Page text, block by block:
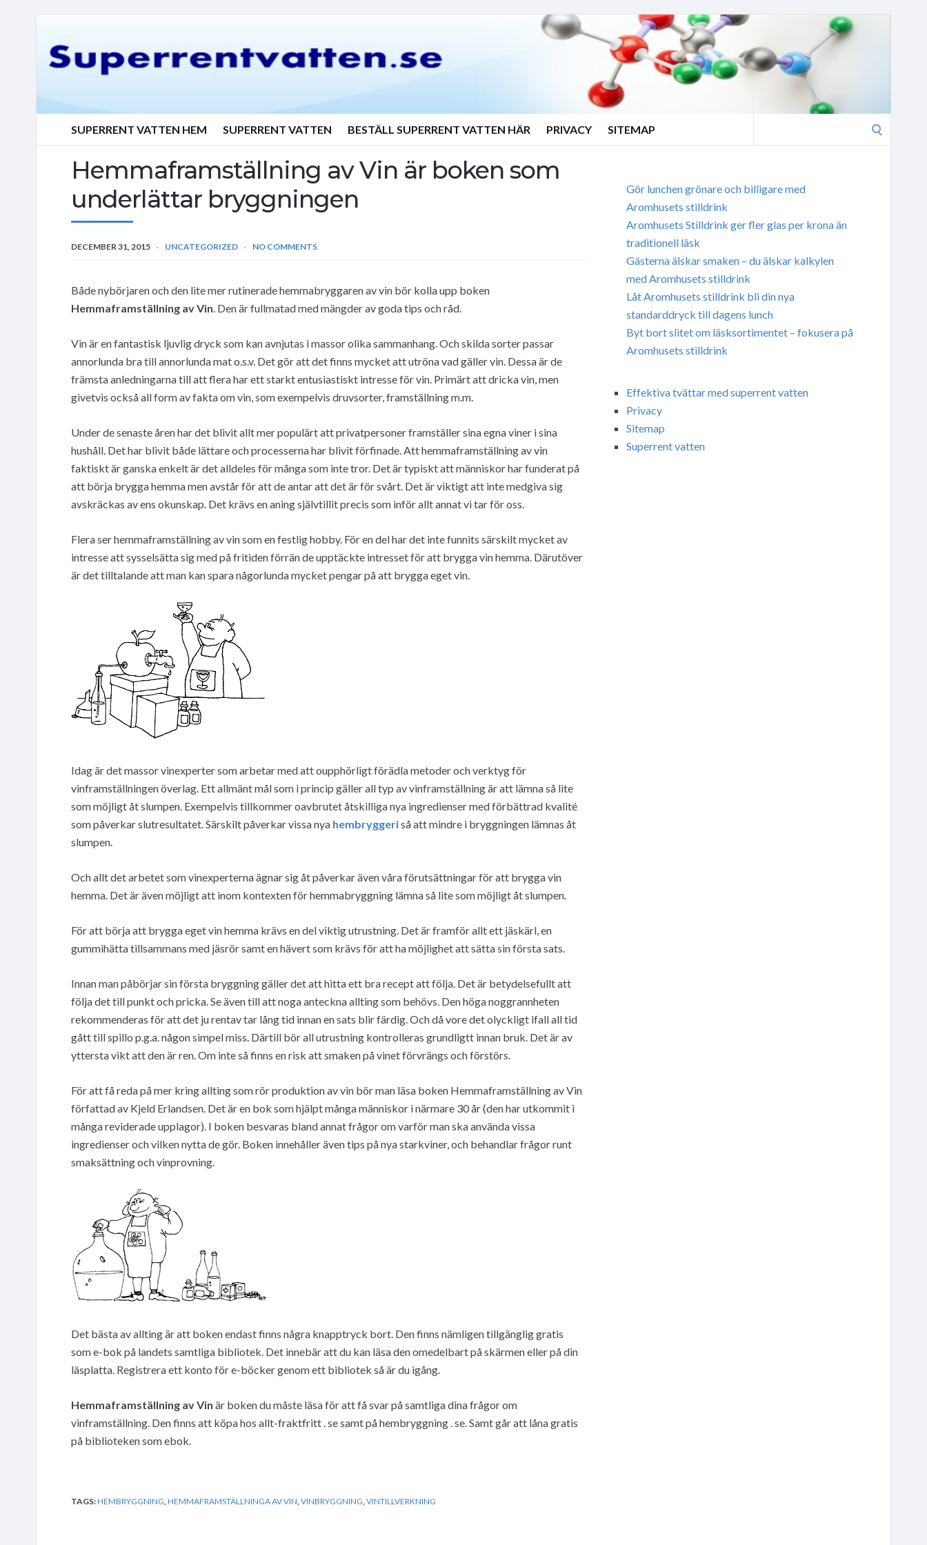
SUPERRENT VATTEN HEM SUPERRENT VATTEN BESTÄLL SUPERRENT VATTEN HÄR PRIVACY SITEMAP
Hemmaframställning av Vin är boken som
underlättar bryggningen
DECEMBER 31, 2015 UNCATEGORIZED NO COMMENTS
Både nybörjaren och den lite mer rutinerade hemmabryggaren av vin bör kolla upp boken
Hemmaframställning av Vin. Den är fullmatad med mängder av goda tips och råd.
Vin är en fantastisk ljuvlig dryck som kan avnjutas i massor olika sammanhang. Och skilda sorter passar
annorlunda bra till annorlunda mat o.s.v. Det gör att det finns mycket att utröna vad gäller vin. Dessa är de
främsta anledningarna till att flera har ett starkt entusiastiskt intresse för vin. Primärt att dricka vin, men
givetvis också all form av fakta om vin, som exempelvis druvsorter, framställning m.m.
Under de senaste åren har det blivit allt mer populärt att privatpersoner framställer sina egna viner i sina
hushåll. Det har blivit både lättare och processerna har blivit förfinade. Att hemmaframställning av vin
faktiskt är ganska enkelt är det alldeles för många som inte tror. Det är typiskt att människor har funderat på
att börja brygga hemma men avstår för att de antar att det är för svårt. Det är viktigt att inte medgiva sig
avskräckas av ens okunskap. Det krävs en aning självtillit precis som inför allt annat vi tar för oss.
Flera ser hemmaframställning av vin som en festlig hobby. För en del har det inte funnits särskilt mycket av
intresse att sysselsätta sig med på fritiden förrän de upptäckte intresset för att brygga vin hemma. Därutöver
är det tilltalande att man kan spara någorlunda mycket pengar på att brygga eget vin.
Idag är det massor vinexperter som arbetar med att oupphörligt förädla metoder och verktyg för
vinframställningen överlag. Ett allmänt mål som i princip gäller all typ av vinframställning är att lämna så lite
som möjligt åt slumpen. Exempelvis tillkommer oavbrutet åtskilliga nya ingredienser med förbättrad kvalité
som påverkar slutresultatet. Särskilt påverkar vissa nya hembryggeriså att mindre i bryggningen lämnas åt
slumpen.
Och allt det arbetet som vinexperterna ägnar sig åt påverkar även våra förutsättningar för att brygga vin
hemma. Det är även möjligt att inom kontexten för hemmabryggning lämna så lite som möjligt åt slumpen.
För att börja att brygga eget vin hemma krävs en del viktig utrustning. Det är framför allt ett jäskärl, en
gummihätta tillsammans med jäsrör samt en hävert som krävs för att ha möjlighet att sätta sin första sats.
Innan man påbörjar sin första bryggning gäller det att hitta ett bra recept att följa. Det är betydelsefullt att
följa det till punkt och pricka. Se även till att noga anteckna allting som behövs. Den höga noggrannheten
rekommenderas för att det ju rentav tar lång tid innan en sats blir färdig. Och då vore det olyckligt ifall all tid
gått till spillo p.g.a. någon simpel miss. Därtill bör all utrustning kontrolleras grundligtt innan bruk. Det är av
yttersta vikt att den är ren. Om inte så finns en risk att smaken på vinet förvrängs och förstörs.
För att få reda på mer kring allting som rör produktion av vin bör man läsa boken Hemmaframställning av Vin
författad av Kjeld Erlandsen. Det är en bok som hjälpt många människor i närmare 30 år (den har utkommit i
många reviderade upplagor). I boken besvaras bland annat frågor om varför man ska använda vissa
ingredienser och vilken nytta de gör. Boken innehåller även tips på nya starkviner, och behandlar frågor runt
smaksättning och vinprovning.
Det bästa av allting är att boken endast finns några knapptryck bort. Den finns nämligen tillgänglig gratis
som e-bok på landets samtliga bibliotek. Det innebär att du kan läsa den omedelbart på skärmen eller på din
läsplatta. Registrera ett konto för e-böcker genom ett bibliotek så är du igång.
Hemmaframställning av Vin är boken du måste läsa för att få svar på samtliga dina frågor om
vinframställning. Den finns att köpa hos allt-fraktfritt . se samt på hembryggning . se. Samt går att låna gratis
på biblioteken som ebok.
TAGS:HEMBRYGGNING HEMMAFRAMSTÄLLNINGA AV VIN VINBRYGGNING VINTILLVERKNING
Gör lunchen grönare och billigare med
Aromhusets stilldrink
Aromhusets Stilldrink ger fler glas per krona än
traditionell läsk
Gästerna älskar smaken – du älskar kalkylen
med Aromhusets stilldrink
Låt Aromhusets stilldrink bli din nya
standarddryck till dagens lunch
Byt bort slitet om läsksortimentet – fokusera på
Aromhusets stilldrink
Effektiva tvättar med superrent vatten
Privacy
Sitemap
Superrent vatten